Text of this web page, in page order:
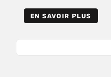
EN SAVOIR PLUS